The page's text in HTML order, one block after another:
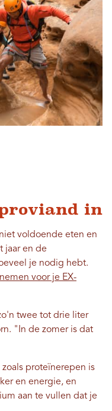
in
voldoende eten en
jaar en de
je nodig hebt.
voor je EX-
twee tot drie liter
"In de zomer is dat
proteïnerepen is
en energie, en
aan te vullen dat je